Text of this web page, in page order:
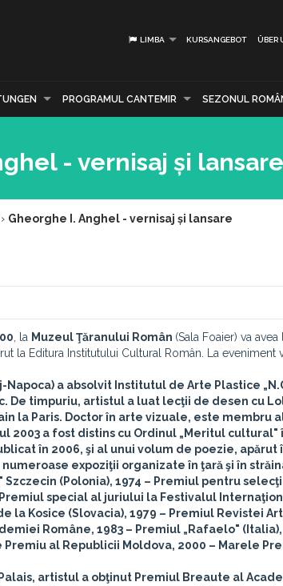
LIMBA KURSANGEBOT ÜBER
PROGRAMUL CANTEMIR SEZONUL
- vernisaj și lansare
› Gheorghe I. Anghel - vernisaj și lansare
, la Muzeul Ţăranului Român (Sala Foaier) va
la Editura Institutului Cultural Român. La eveniment
Napoca) a absolvit Institutul de Arte Plastice
De timpuriu, artistul a luat lecţii de desen cu
la Paris. Doctor în arte vizuale, este membru
2003 a fost distins cu Ordinul „Meritul
în 2006, şi al unui volum de poezie, apărut
expoziţii organizate în ţară şi în
(Polonia), 1974 – Premiul pentru
special al juriului la Festivalul
la Kosice (Slovacia), 1979 – Premiul Revistei
Române, 1983 – Premiul „Rafaelo"
al Republicii Moldova, 2000 – Marele
artistul a obţinut Premiul Breaute al